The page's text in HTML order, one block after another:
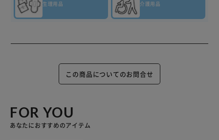
生理用品 介護用品
この商品についてのお問合せ
FOR YOU
あなたにおすすめのアイテム